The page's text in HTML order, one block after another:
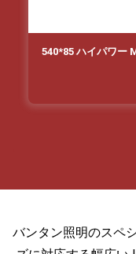
540*85 ハイパワー
バンタン照明のスペ